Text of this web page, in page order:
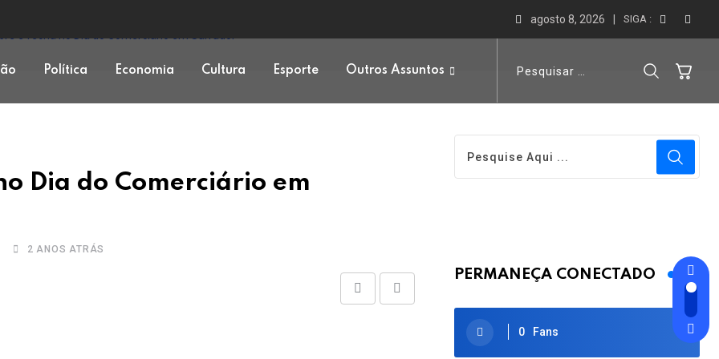
agosto 8, 2026 SIGA :
Política Economia Cultura Esporte Outros Assuntos
Dia do Comerciário em
2 ANOS ATRÁS
PERMANEÇA CONECTADO
0 Fans